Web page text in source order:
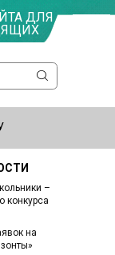
ДЛЯ
–
конкурса
на